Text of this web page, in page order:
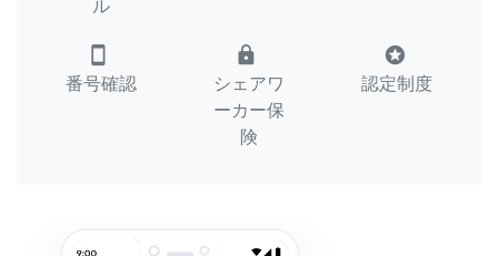
ル
smartphone
番号確認
lock
シェアワ
ーカー保
険
stars
認定制度